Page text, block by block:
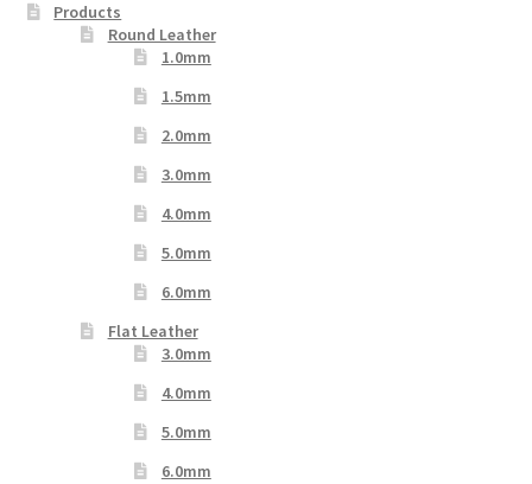
Products
Round Leather
1.0mm
1.5mm
2.0mm
3.0mm
4.0mm
5.0mm
6.0mm
Flat Leather
3.0mm
4.0mm
5.0mm
6.0mm